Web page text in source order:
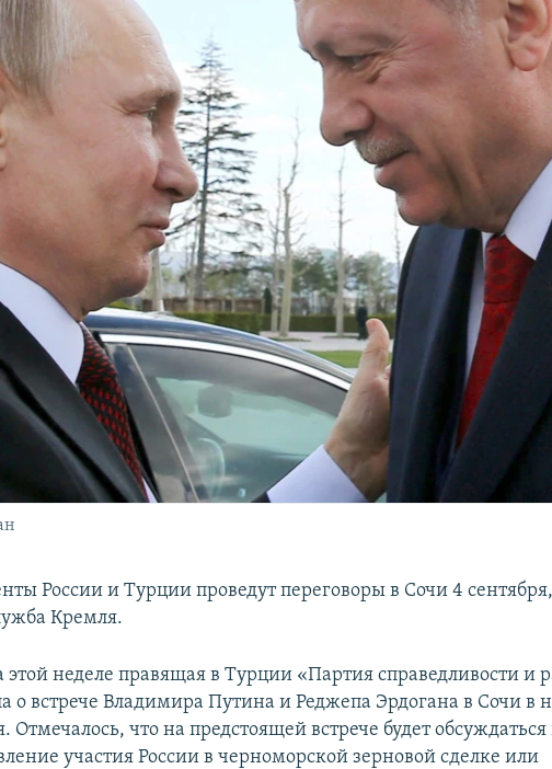
России и Турции проведут переговоры в Сочи 4
Кремля.
этой неделе правящая в Турции «Партия справедливости и
о встрече Владимира Путина и Реджепа Эрдогана в Сочи в
Отмечалось, что на предстоящей встрече будет
участия России в черноморской зерновой сделке или